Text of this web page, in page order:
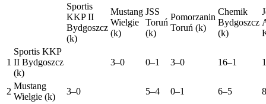
Sportis
KKP II
Bydgoszcz
(k)
Mustang
Wielgie
(k)
JSS
Toruń
(k)
Pomorzanin
Toruń (k)
Chemik
Bydgoszcz
(k)
1
Sportis KKP
II Bydgoszcz
(k)
3–0 0–1 3–0 16–1
2
Mustang
Wielgie (k)
3–0 5–4 0–1 6–5